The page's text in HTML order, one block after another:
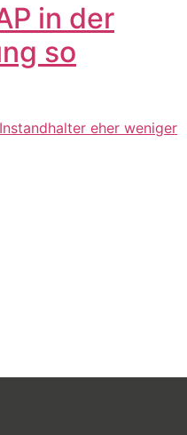
in der
so
eher weniger